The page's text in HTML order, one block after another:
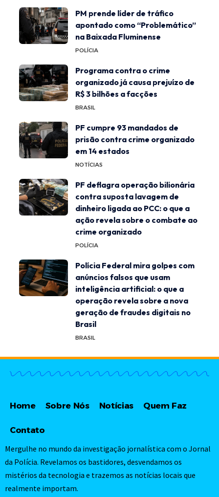
PM prende líder de tráfico
apontado como “Problemático”
na Baixada Fluminense
POLÍCIA
Programa contra o crime
organizado já causa prejuízo de
R$ 3 bilhões a facções
BRASIL
PF cumpre 93 mandados de
prisão contra crime organizado
em 14 estados
NOTÍCIAS
PF deflagra operação bilionária
contra suposta lavagem de
dinheiro ligada ao PCC: o que a
ação revela sobre o combate ao
crime organizado
POLÍCIA
Polícia Federal mira golpes com
anúncios falsos que usam
inteligência artificial: o que a
operação revela sobre a nova
geração de fraudes digitais no
Brasil
BRASIL
Home Sobre Nós Notícias Quem Faz
Contato
Mergulhe no mundo da investigação jornalística com o Jornal
da Polícia. Revelamos os bastidores, desvendamos os
mistérios da tecnologia e trazemos as notícias locais que
realmente importam.